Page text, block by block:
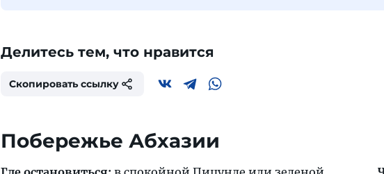
Делитесь тем, что нравится
Скопировать ссылку
Побережье Абхазии